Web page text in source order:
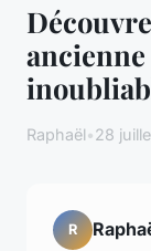
Raphaël•28
R